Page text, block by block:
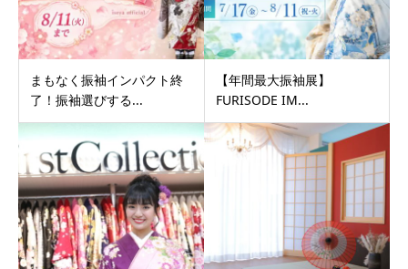
まもなく振袖インパクト終
了！振袖選びする...
【年間最大振袖展】
FURISODE IM...